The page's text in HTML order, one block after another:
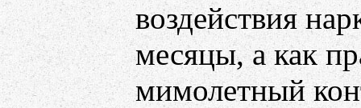
воздействия
месяцы, а как
мимолетный